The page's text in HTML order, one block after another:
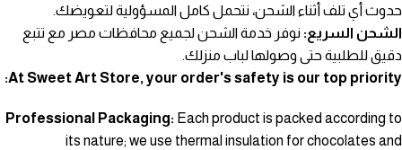
حدوث أي تلف أثناء الشحن، نتحمل كامل المسؤولية لتعويضك.
الشحن السريع: نوفر خدمة الشحن لجميع محافظات مصر مع تتبع
دقيق للطلبية حتى وصولها لباب منزلك.
At Sweet Art Store, your order's safety is our top priority:
Professional Packaging: Each product is packed according to
its nature; we use thermal insulation for chocolates and